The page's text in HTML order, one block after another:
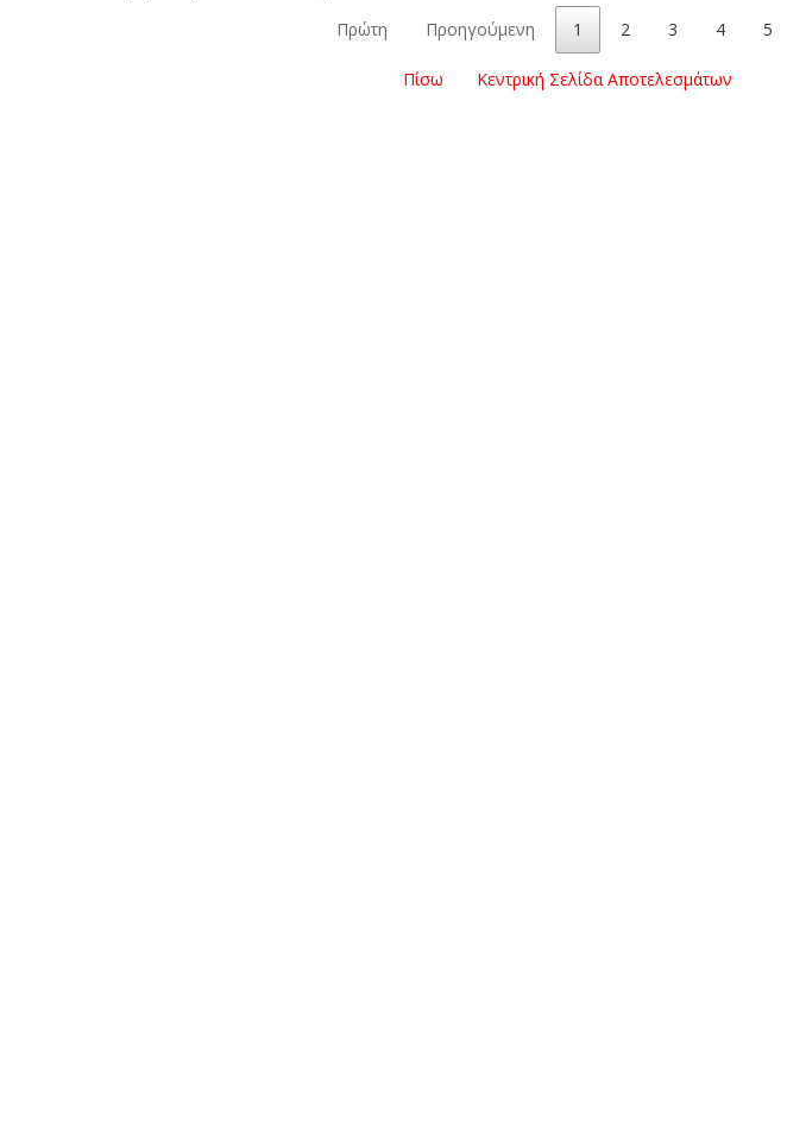
Πρώτη
Προηγούμενη 1 2 3 4 5
Πίσω Κεντρική Σελίδα Αποτελεσμάτων